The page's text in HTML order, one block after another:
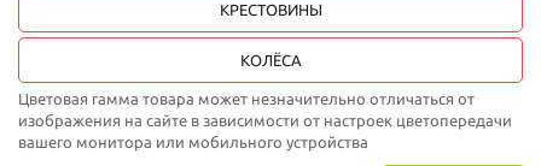
КРЕСТОВИНЫ
КОЛЁСА
Цветовая гамма товара может незначительно отличаться от
изображения на сайте в зависимости от настроек цветопередачи
вашего монитора или мобильного устройства